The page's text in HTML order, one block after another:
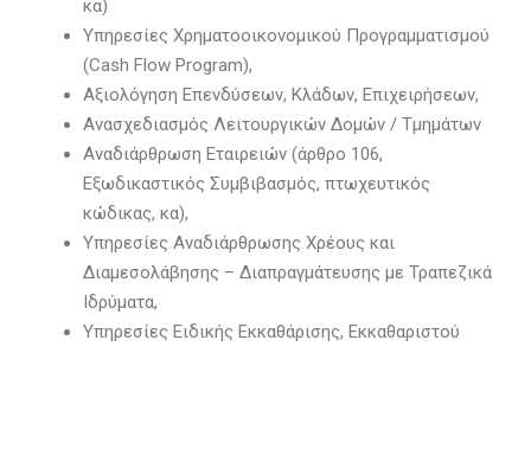
κα)
Υπηρεσίες Χρηματοοικονομικού Προγραμματισμού
(Cash Flow Program),
Αξιολόγηση Επενδύσεων, Κλάδων, Επιχειρήσεων,
Ανασχεδιασμός Λειτουργικών Δομών / Τμημάτων
Αναδιάρθρωση Εταιρειών (άρθρο 106,
Εξωδικαστικός Συμβιβασμός, πτωχευτικός
κώδικας, κα),
Υπηρεσίες Αναδιάρθρωσης Χρέους και
Διαμεσολάβησης – Διαπραγμάτευσης με Τραπεζικά
Ιδρύματα,
Υπηρεσίες Ειδικής Εκκαθάρισης, Εκκαθαριστού